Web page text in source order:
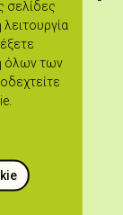
σελίδες
όλων των